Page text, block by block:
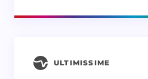
ULTIMISSIME